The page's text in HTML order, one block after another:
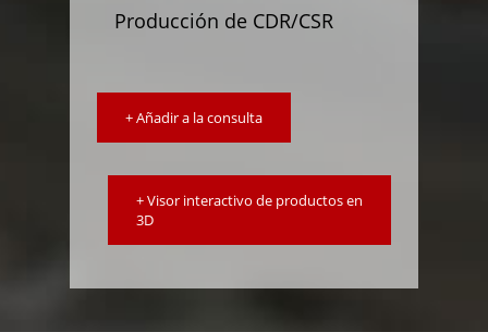
Producción de CDR/CSR
+ Añadir a la consulta
+ Visor interactivo de productos en
3D